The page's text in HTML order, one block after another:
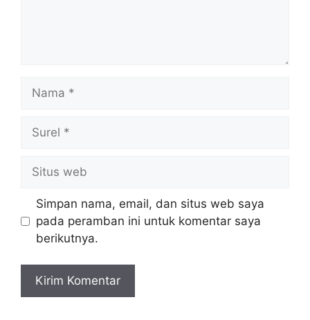
web
Simpan nama, email, dan situs web saya
pada peramban ini untuk komentar saya
berikutnya.